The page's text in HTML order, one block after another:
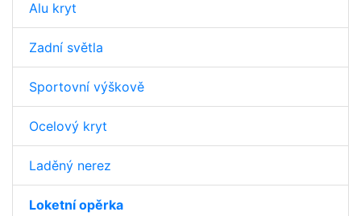
Alu kryt
Zadní světla
Sportovní výškově
Ocelový kryt
Laděný nerez
Loketní opěrka